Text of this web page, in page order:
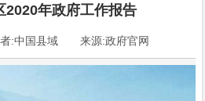
2020年政府工作报告
:中国县域 来源:政府官网